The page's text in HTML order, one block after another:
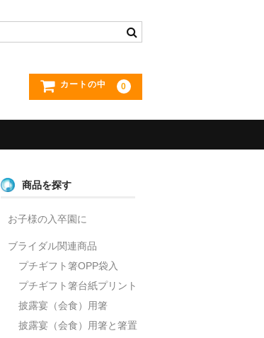
カートの中 0
商品を探す
お子様の入卒園に
ブライダル関連商品
プチギフト箸OPP袋入
プチギフト箸台紙プリント
披露宴（会食）用箸
披露宴（会食）用箸と箸置